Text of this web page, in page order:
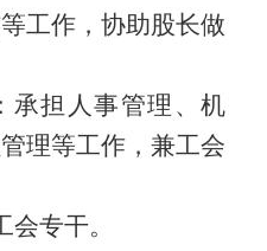
工作，协助股长做
承担人事管理、机
理等工作，兼工会
专干。